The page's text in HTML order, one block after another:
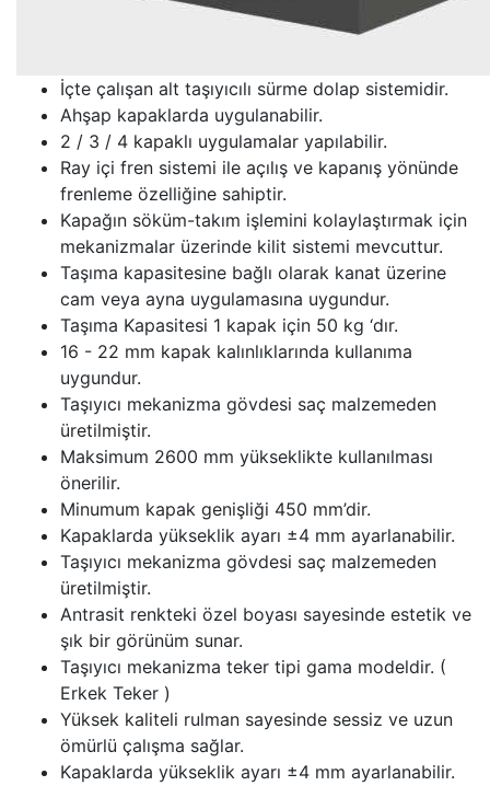
İçte çalışan alt taşıyıcılı sürme dolap sistemidir.
Ahşap kapaklarda uygulanabilir.
2 / 3 / 4 kapaklı uygulamalar yapılabilir.
Ray içi fren sistemi ile açılış ve kapanış yönünde
frenleme özelliğine sahiptir.
Kapağın söküm-takım işlemini kolaylaştırmak için
mekanizmalar üzerinde kilit sistemi mevcuttur.
Taşıma kapasitesine bağlı olarak kanat üzerine
cam veya ayna uygulamasına uygundur.
Taşıma Kapasitesi 1 kapak için 50 kg ‘dır.
16 - 22 mm kapak kalınlıklarında kullanıma
uygundur.
Taşıyıcı mekanizma gövdesi saç malzemeden
üretilmiştir.
Maksimum 2600 mm yükseklikte kullanılması
önerilir.
Minumum kapak genişliği 450 mm’dir.
Kapaklarda yükseklik ayarı ±4 mm ayarlanabilir.
Taşıyıcı mekanizma gövdesi saç malzemeden
üretilmiştir.
Antrasit renkteki özel boyası sayesinde estetik ve
şık bir görünüm sunar.
Taşıyıcı mekanizma teker tipi gama modeldir. (
Erkek Teker )
Yüksek kaliteli rulman sayesinde sessiz ve uzun
ömürlü çalışma sağlar.
Kapaklarda yükseklik ayarı ±4 mm ayarlanabilir.